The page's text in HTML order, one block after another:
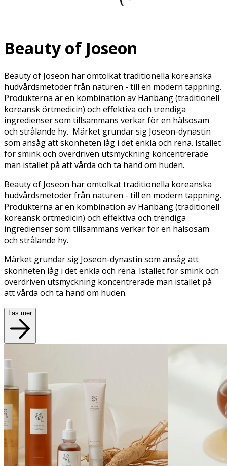
Beauty of Joseon
Beauty of Joseon har omtolkat traditionella koreanska
hudvårdsmetoder från naturen - till en modern tappning.
Produkterna är en kombination av Hanbang (traditionell
koreansk örtmedicin) och effektiva och trendiga
ingredienser som tillsammans verkar för en hälsosam
och strålande hy. Märket grundar sig Joseon-dynastin
som ansåg att skönheten låg i det enkla och rena. Istället
för smink och överdriven utsmyckning koncentrerade
man istället på att vårda och ta hand om huden.
Beauty of Joseon har omtolkat traditionella koreanska
hudvårdsmetoder från naturen - till en modern tappning.
Produkterna är en kombination av Hanbang (traditionell
koreansk örtmedicin) och effektiva och trendiga
ingredienser som tillsammans verkar för en hälsosam
och strålande hy.
Märket grundar sig Joseon-dynastin som ansåg att
skönheten låg i det enkla och rena. Istället för smink och
överdriven utsmyckning koncentrerade man istället på
att vårda och ta hand om huden.
Läs mer